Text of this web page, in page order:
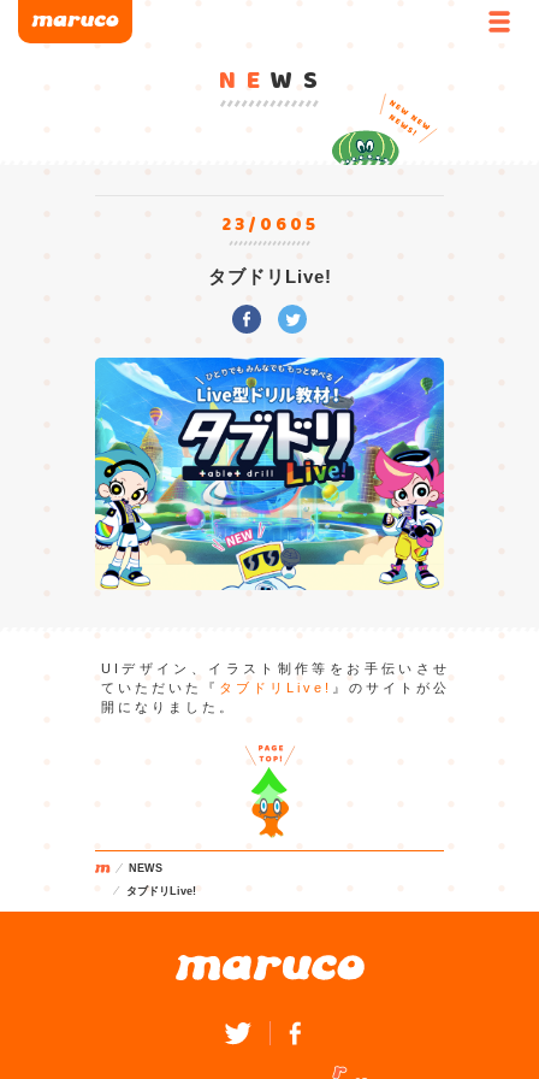
NE WS
23/0605
タブドリLive!
UIデザイン、イラスト制作等をお手伝いさせ
ていただいた『 タブドリLive! 』のサイトが公
開になりました。
NEWS
タブドリLive!